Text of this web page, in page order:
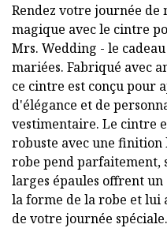
Rendez votre journée de
magique avec le cintre
Mrs. Wedding - le
mariées. Fabriqué avec
ce cintre est conçu pour
d'élégance et de
vestimentaire. Le cintre
robuste avec une finition
robe pend parfaitement,
larges épaules offrent
la forme de la robe et lui
de votre journée spéciale.